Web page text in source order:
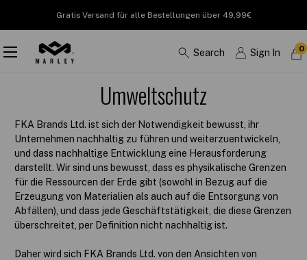
Gratis Versand für alle Bestellungen über 49,99€
Search Sign In 0
Umweltschutz
FKA Brands Ltd. ist sich der Notwendigkeit bewusst, ihr
Unternehmen nachhaltig zu führen und weiterzuentwickeln,
und dass nachhaltige Entwicklung eine Herausforderung
darstellt. Wir sind uns bewusst, dass es physikalische Grenzen
für die Ressourcen der Erde gibt (sowohl in Bezug auf die
Erzeugung von Materialien als auch auf die Entsorgung von
Abfällen), und dass jede Geschäftstätigkeit, die diese Grenzen
überschreitet, per Definition nicht nachhaltig ist.
Daher wird sich FKA Brands Ltd. von den Ansichten von